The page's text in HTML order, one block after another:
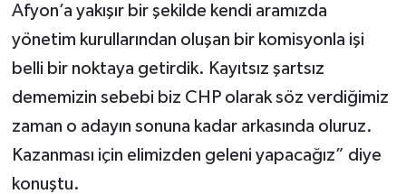
Afyon’a yakışır bir şekilde kendi aramızda
yönetim kurullarından oluşan bir komisyonla işi
belli bir noktaya getirdik. Kayıtsız şartsız
dememizin sebebi biz CHP olarak söz verdiğimiz
zaman o adayın sonuna kadar arkasında oluruz.
Kazanması için elimizden geleni yapacağız” diye
konuştu.